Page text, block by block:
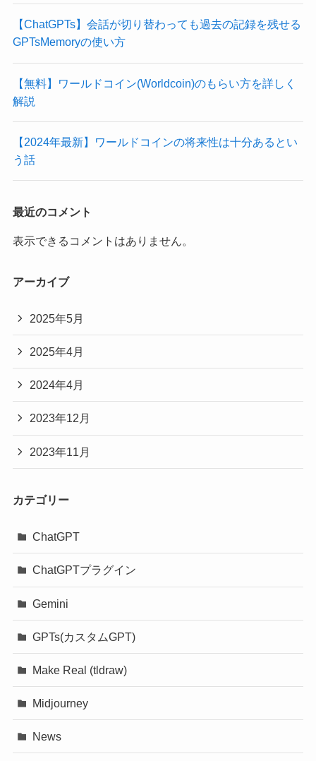
【ChatGPTs】会話が切り替わっても過去の記録を残せる
GPTsMemoryの使い方
【無料】ワールドコイン(Worldcoin)のもらい方を詳しく
解説
【2024年最新】ワールドコインの将来性は十分あるとい
う話
最近のコメント
表示できるコメントはありません。
アーカイブ
2025年5月
2025年4月
2024年4月
2023年12月
2023年11月
カテゴリー
ChatGPT
ChatGPTプラグイン
Gemini
GPTs(カスタムGPT)
Make Real (tldraw)
Midjourney
News